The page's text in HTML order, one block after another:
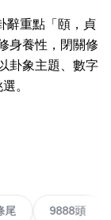
辭重點「頤，貞
身養性，閉關修
卦象主題、數字
。
四條尾 9888